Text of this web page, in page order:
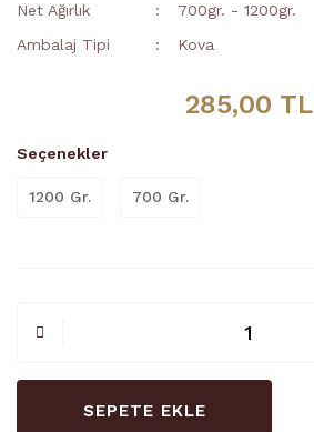
Net Ağırlık
700gr. - 1200gr.
Ambalaj Tipi
Kova
285,00 TL
Seçenekler
1200 Gr. 700 Gr.
SEPETE EKLE